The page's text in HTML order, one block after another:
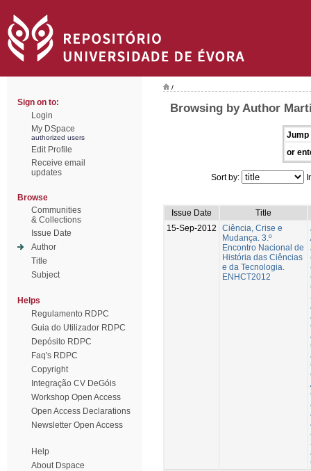
Sign on to:
Login
My DSpace
authorized users
Edit Profile
Receive email
updates
Browse
Communities
& Collections
Issue Date
Author
Title
Subject
Helps
Regulamento RDPC
Guia do Utilizador RDPC
Depósito RDPC
Faq's RDPC
Copyright
Integração CV DeGóis
Workshop Open Access
Open Access Declarations
Newsletter Open Access
Help
About Dspace
/
Browsing by Author
Jump
or
Sort by:
Issue Date
Title
15-Sep-2012
Ciência, Crise e
Mudança. 3.º
Encontro Nacional de
História das Ciências
e da Tecnologia.
ENHCT2012